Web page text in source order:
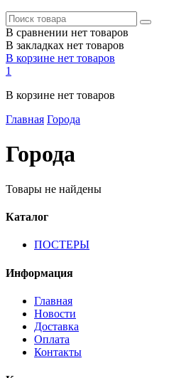
В сравнении нет товаров
В закладках нет товаров
В корзине нет товаров
1
В корзине нет товаров
Главная Города
Города
Товары не найдены
Каталог
ПОСТЕРЫ
Информация
Главная
Новости
Доставка
Оплата
Контакты